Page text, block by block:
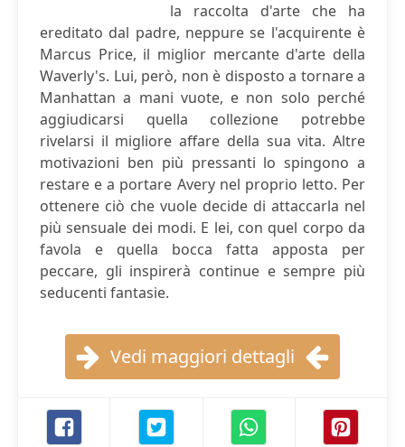
la raccolta d'arte che ha
ereditato dal padre, neppure se l'acquirente è
Marcus Price, il miglior mercante d'arte della
Waverly's. Lui, però, non è disposto a tornare a
Manhattan a mani vuote, e non solo perché
aggiudicarsi quella collezione potrebbe
rivelarsi il migliore affare della sua vita. Altre
motivazioni ben più pressanti lo spingono a
restare e a portare Avery nel proprio letto. Per
ottenere ciò che vuole decide di attaccarla nel
più sensuale dei modi. E lei, con quel corpo da
favola e quella bocca fatta apposta per
peccare, gli inspirerà continue e sempre più
seducenti fantasie.
Vedi maggiori dettagli